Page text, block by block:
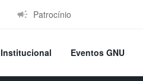
Institucional Eventos GNU
Patrocínio